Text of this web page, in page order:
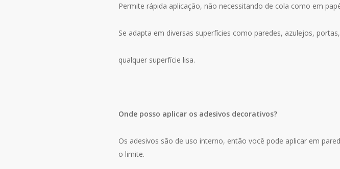
Permite rápida aplicação, não necessitando de cola como em
Se adapta em diversas superfícies como paredes, azulejos,
qualquer superfície lisa.
Onde posso aplicar os adesivos decorativos?
Os adesivos são de uso interno, então você pode aplicar em
o limite.